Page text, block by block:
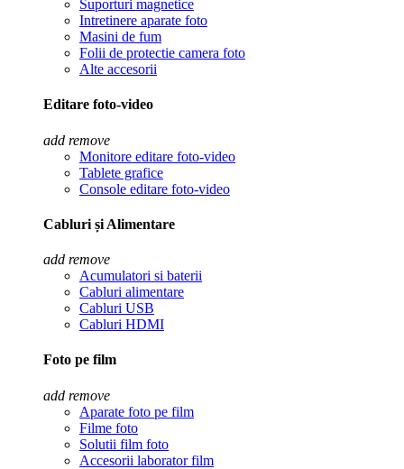
Suporturi magnetice
Intretinere aparate foto
Masini de fum
Folii de protectie camera foto
Alte accesorii
Editare foto-video
add remove
Monitore editare foto-video
Tablete grafice
Console editare foto-video
Cabluri și Alimentare
add remove
Acumulatori si baterii
Cabluri alimentare
Cabluri USB
Cabluri HDMI
Foto pe film
add remove
Aparate foto pe film
Filme foto
Solutii film foto
Accesorii laborator film